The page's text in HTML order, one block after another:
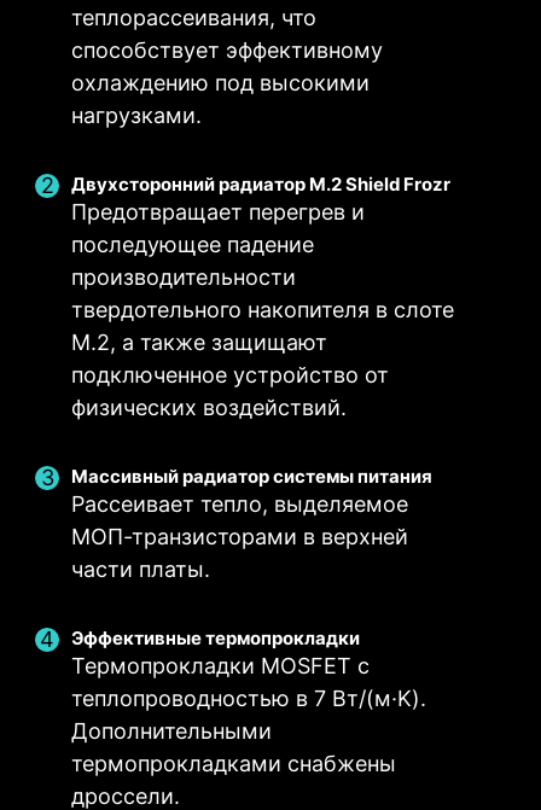
теплорассеивания, что
способствует эффективному
охлаждению под высокими
нагрузками.
Двухсторонний радиатор M.2 Shield Frozr
Предотвращает перегрев и
последующее падение
производительности
твердотельного накопителя в слоте
M.2, а также защищают
подключенное устройство от
физических воздействий.
Массивный радиатор системы питания
Рассеивает тепло, выделяемое
МОП-транзисторами в верхней
части платы.
Эффективные термопрокладки
Термопрокладки MOSFET с
теплопроводностью в 7 Вт/(м·K).
Дополнительными
термопрокладками снабжены
дроссели.
ЦИФРОВАЯ СИСТЕМА
Полностью цифровая система
питания позволяет с
максимальной точностью
регулировать напряжение
ДВА РАЗЪЕМА ПИТАНИЯ
разъемы обеспечивают
достаточную мощность даже
для разогнанного
многоядерного процессора.
ТЕХНОЛОГИЯ CORE
Продуманная разводка не
только помогает реализовать
поддержку многоядерных
процессоров, но и создает
УЛУЧШЕННАЯ ПЕЧАТНАЯ
ПЛАТА
EZ M.2 CLIP
Есть проблемы с заворачиванием винтов?
Инновационный зажим MSI EZ M.2 поможет
вам быстро и легко установить M.2 SSD.
эффективной передаче электрического
тока.
Цельные контакты являются более
крепкими, чем полые.
ИНТЕРФЕЙСНАЯ ПАНЕЛЬ ИЗ
Интерфейсная панель выполнена из
устойчивой к коррозии нержавеющей стали.
Она является более долговечной, чем
традиционные панели, а также способствует
устранению статического электричества и